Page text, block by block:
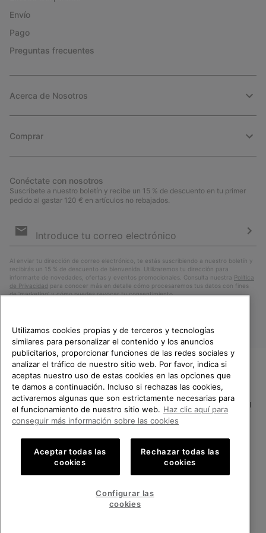
Envío
Pago
Preguntas frecuentes
Acerca de Nosotros
Comprar
Conéctate con nosotros
Suscríbete a nuestro boletín y recibe un 15 % de descuento en tu primer
pedido al gastar 120 € en artículos no rebajados.
de
Al enviar tu dirección de correo electrónico, te estás suscribiendo a nuestro boletín y
recibirás un 15 % de descuento de bienvenida. Utilizaremos tu dirección para
informarte de novedades, ofertas y eventos promocionales. Consulta nuestra Política
de Privacidad para conocer más en detalle cómo procesaremos tus datos con fines
de ’marketing’ y cómo puedes revocar tu consentimiento.
España
Política de Privacidad Condiciones De Uso Terminos de Venta
Cookies Impressum Public CBCR
Servicio al cliente: Lu. - Vi. de 9:00 a 13:00 y de 14:00 a 18:00
TE DAMOS LA BIENVENIDA A
SOREL.
POR FAVOR, SELECCIONA TU
PAÍS.
Compras en línea disponibles
United States
Utilizamos cookies propias y de terceros y tecnologías
similares para personalizar el contenido y los anuncios
publicitarios, proporcionar funciones de las redes sociales y
analizar el tráfico de nuestro sitio web. Por favor, indica si
aceptas nuestro uso de estas cookies en las opciones que
te damos a continuación. Incluso si rechazas las cookies,
activaremos algunas que son estrictamente necesarias para
el funcionamiento de nuestro sitio web. Haz clic aquí para
conseguir más información sobre las cookies
Aceptar todas las
cookies
Rechazar todas las
cookies
Configurar las
cookies